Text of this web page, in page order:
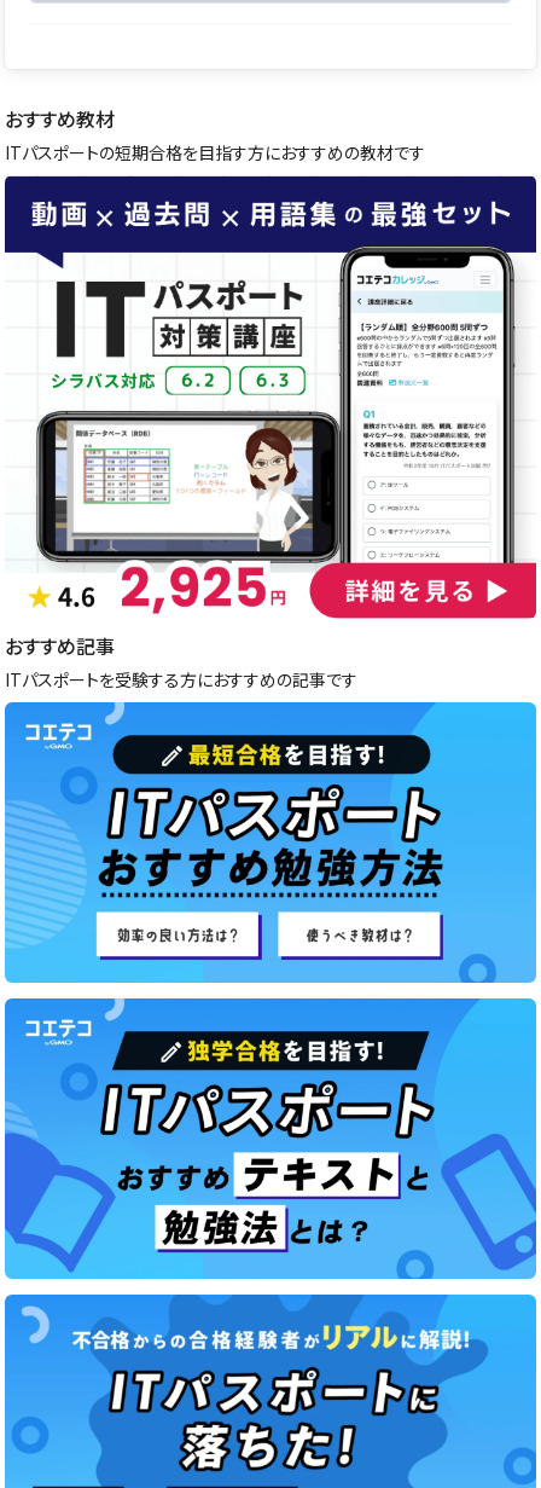
おすすめ教材
ITパスポートの短期合格を目指す方におすすめの教材です
おすすめ記事
ITパスポートを受験する方におすすめの記事です